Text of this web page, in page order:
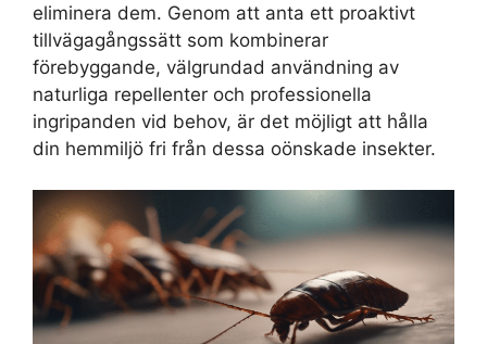
eliminera dem. Genom att anta ett proaktivt
tillvägagångssätt som kombinerar
förebyggande, välgrundad användning av
naturliga repellenter och professionella
ingripanden vid behov, är det möjligt att hålla
din hemmiljö fri från dessa oönskade insekter.